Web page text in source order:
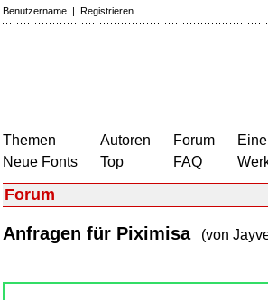
Benutzername | Registrieren
Themen
Neue Fonts
Autoren
Top
Forum
FAQ
Forum
Anfragen für Piximisa (von